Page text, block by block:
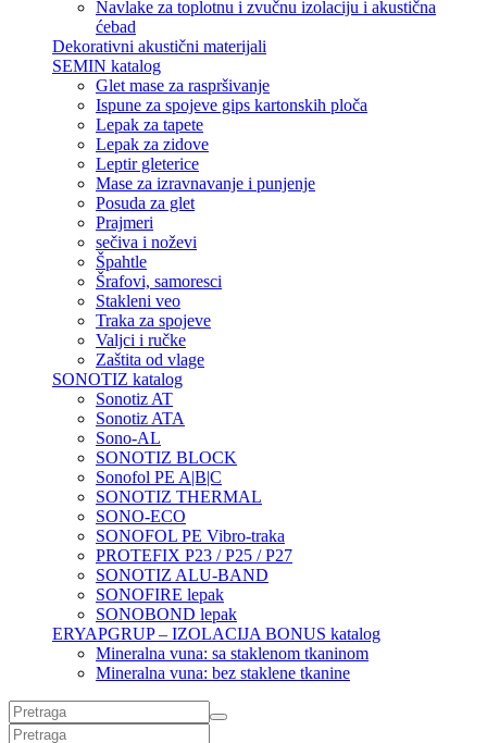
Navlake za toplotnu i zvučnu izolaciju i akustična
ćebad
Dekorativni akustični materijali
SEMIN katalog
Glet mase za raspršivanje
Ispune za spojeve gips kartonskih ploča
Lepak za tapete
Lepak za zidove
Leptir gleterice
Mase za izravnavanje i punjenje
Posuda za glet
Prajmeri
sečiva i noževi
Špahtle
Šrafovi, samoresci
Stakleni veo
Traka za spojeve
Valjci i ručke
Zaštita od vlage
SONOTIZ katalog
Sonotiz AT
Sonotiz ATA
Sono-AL
SONOTIZ BLOCK
Sonofol PE A|B|C
SONOTIZ THERMAL
SONO-ECO
SONOFOL PE Vibro-traka
PROTEFIX P23 / P25 / P27
SONOTIZ ALU-BAND
SONOFIRE lepak
SONOBOND lepak
ERYAPGRUP – IZOLACIJA BONUS katalog
Mineralna vuna: sa staklenom tkaninom
Mineralna vuna: bez staklene tkanine